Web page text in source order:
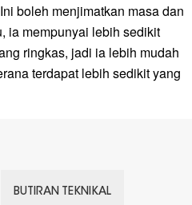
boleh menjimatkan masa dan
ia mempunyai lebih sedikit
ringkas, jadi ia lebih mudah
terdapat lebih sedikit yang
BUTIRAN TEKNIKAL